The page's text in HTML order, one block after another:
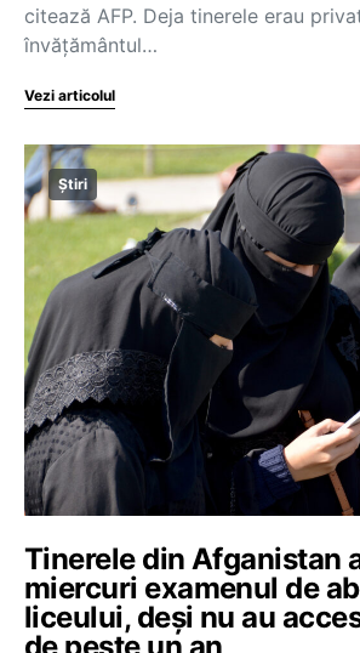
citează AFP. Deja tinerele erau
învăţământul…
Vezi articolul
Știri
Tinerele din Afganistan
miercuri examenul de
liceului, deși nu au